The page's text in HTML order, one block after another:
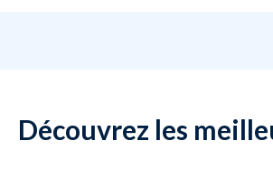
Découvrez les